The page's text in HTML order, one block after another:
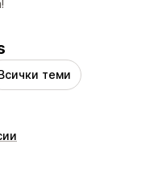
теми